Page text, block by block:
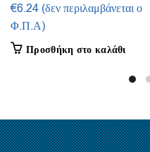
€6.24 (δεν περιλαμβάνεται ο
Φ.Π.Α)
Προσθήκη στο καλάθι